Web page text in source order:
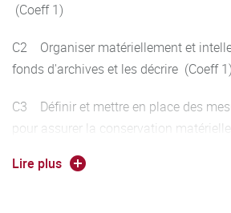
(Coeff 1)
C2 Organiser matériellement et
fonds d'archives et les décrire (Coeff 1)
C3 Définir et mettre en place des
pour assurer la conservation
Lire plus